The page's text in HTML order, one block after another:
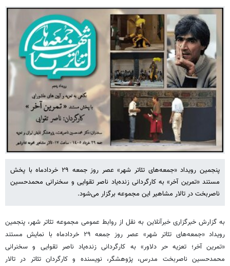
پنجمین رویداد «جمعه‌های تئاتر شهر» عصر روز جمعه ۲۹ خردادماه با پخش
مستند «تمرین آخر» به کارگردانی زنده‌یاد ناصر تقوایی و سخنرانی محمدحسین
ناصربخت در تالار مشاهیر این مجموعه برگزار می‌شود.
به گزارش خبرگزاری خبرآنلاین به نقل از روابط عمومی مجموعه تئاتر شهر، پنجمین
رویداد «جمعه‌های تئاتر شهر» عصر روز جمعه ۲۹ خردادماه با نمایش مستند
«تمرین آخر؛ تعزیه حر دلاور» به کارگردانی زنده‌یاد ناصر تقوایی و سخنرانی
محمدحسین ناصربخت مدرس، پژوهشگر، نویسنده و کارگردان تئاتر در تالار